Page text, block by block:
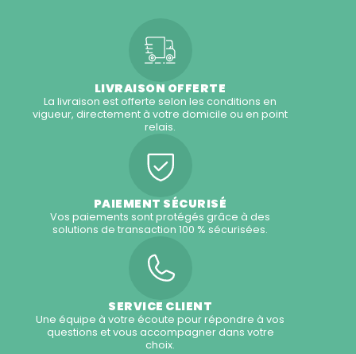
LIVRAISON OFFERTE
La livraison est offerte selon les conditions en
vigueur, directement à votre domicile ou en point
relais.
PAIEMENT SÉCURISÉ
Vos paiements sont protégés grâce à des
solutions de transaction 100 % sécurisées.
SERVICE CLIENT
Une équipe à votre écoute pour répondre à vos
questions et vous accompagner dans votre
choix.